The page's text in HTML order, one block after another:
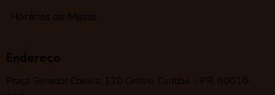
Horários de Missas
Endereço
Praça Senador Correia, 128 Centro, Curitiba – PR, 80010-